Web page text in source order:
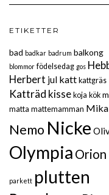
ETIKETTER
bad badkar badrum balkong
blommor födelsedag gos
Herbert jul katt kattgräs
Katträd kisse koja kök
matta mattemamman Mika
Nemo Nicke
Olympia Orion
parkett plutten